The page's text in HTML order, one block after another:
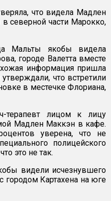
что видела Мадлен
северной части Марокко,
Мальты якобы видела
городе Валетта вместе
информация пришла
что встретили
в местечке Флориана,
терапевт лицом к лицу
Мадлен Маккэн в кафе.
уверена, что не
полицейского
это не так.
видели исчезнувшего
городом Картахена на юге